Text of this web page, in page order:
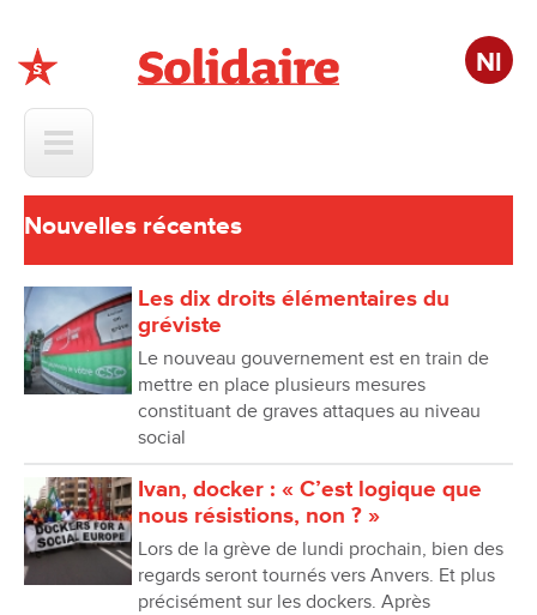
Nl
Solidaire
Nouvelles récentes
Les dix droits élémentaires du
gréviste
Le nouveau gouvernement est en train de
mettre en place plusieurs mesures
constituant de graves attaques au niveau
social
Ivan, docker : « C’est logique que
nous résistions, non ? »
Lors de la grève de lundi prochain, bien des
regards seront tournés vers Anvers. Et plus
précisément sur les dockers. Après